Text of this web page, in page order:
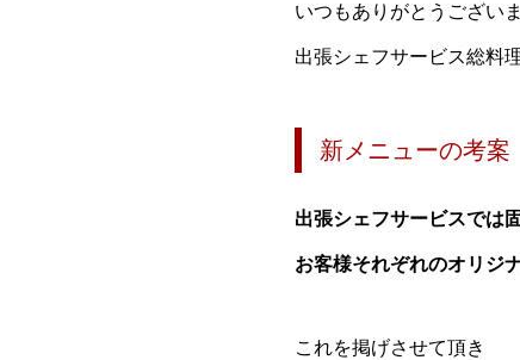
いつもありがとうございま
出張シェフサービス総料
新メニューの考案
出張シェフサービスでは
お客様それぞれのオリジ
これを掲げさせて頂き